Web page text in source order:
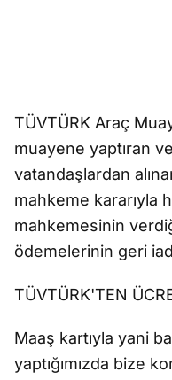
TÜVTÜRK Araç
muayene yaptıran
vatandaşlardan
mahkeme kararıyla
mahkemesinin
ödemelerinin geri
TÜVTÜRK'TEN
Maaş kartıyla yani
yaptığımızda bize